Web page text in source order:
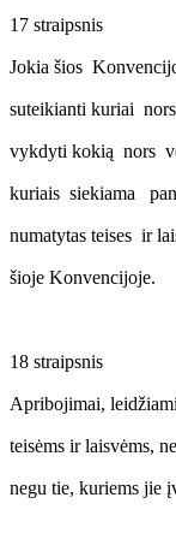
17 straipsnis
Jokia šios
suteikianti kuriai
vykdyti kokią nors
kuriais siekiama
numatytas teises ir
šioje Konvencijoje.
18 straipsnis
Apribojimai,
teisėms ir laisvėms,
negu tie, kuriems jie